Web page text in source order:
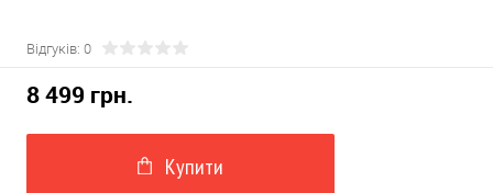
Відгуків: 0
8 499 грн.
Купити